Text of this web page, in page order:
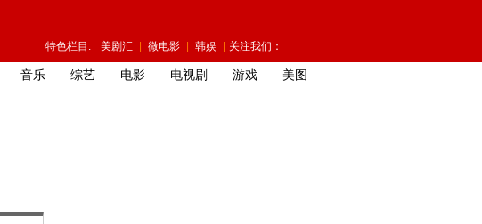
特色栏目: 美剧汇 微电影 韩娱 关注我们：
音乐 综艺 电影 电视剧 游戏 美图